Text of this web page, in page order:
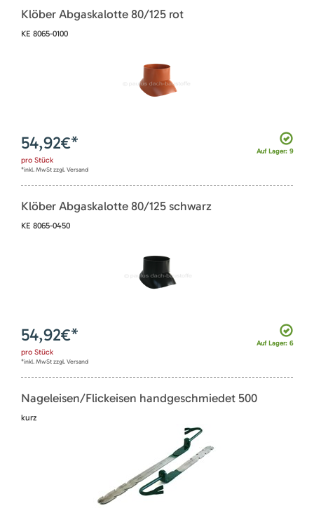
Klöber Abgaskalotte 80/125 rot
KE 8065-0100
Auf Lager: 9
54,92€*
pro Stück
*inkl. MwSt zzgl. Versand
Klöber Abgaskalotte 80/125 schwarz
KE 8065-0450
Auf Lager: 6
54,92€*
pro Stück
*inkl. MwSt zzgl. Versand
Nageleisen/Flickeisen handgeschmiedet 500
kurz